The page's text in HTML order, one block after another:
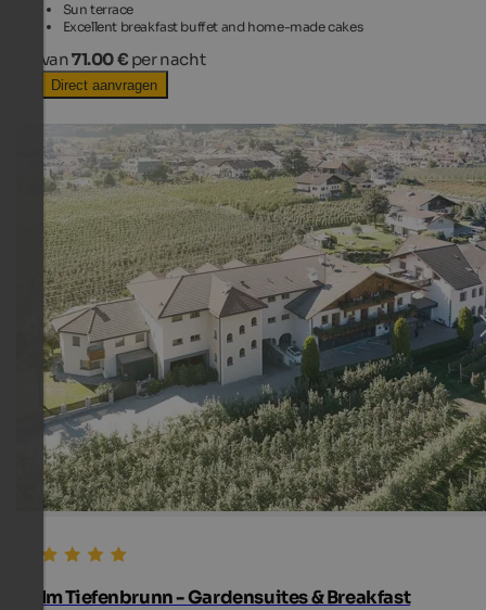
Sun terrace
Excellent breakfast buffet and home-made cakes
van71.00 € per nacht
Direct aanvragen
Im Tiefenbrunn - Gardensuites & Breakfast